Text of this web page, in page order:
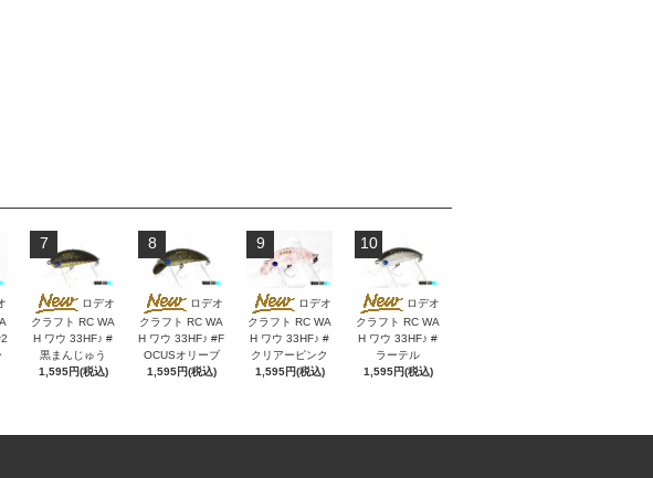
7
ロデオ
クラフト RC WA
H ワウ 33HF♪ #
黒まんじゅう
1,595円(税込)
8
ロデオ
クラフト RC WA
H ワウ 33HF♪ #F
OCUSオリーブ
1,595円(税込)
9
ロデオ
クラフト RC WA
H ワウ 33HF♪ #
クリアーピンク
1,595円(税込)
10
ロデオ
クラフト RC WA
H ワウ 33HF♪ #
ラーテル
1,595円(税込)